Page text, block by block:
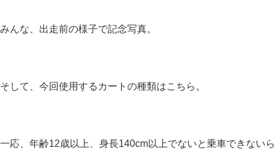
みんな、出走前の様子で記念写真。
そして、今回使用するカートの種類はこちら。
一応、年齢12歳以上、身長140cm以上でないと乗車できない